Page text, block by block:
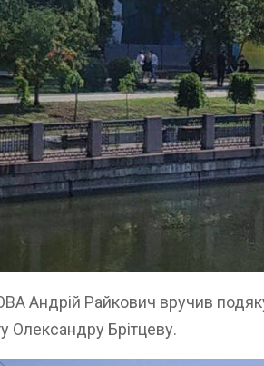
Андрій Райкович вручив
Олександру Брітцеву.